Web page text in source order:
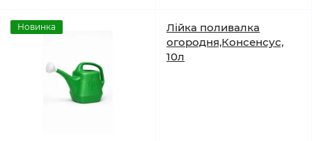
Новинка
Лійка поливалка
огородня,Консенсус,
10л